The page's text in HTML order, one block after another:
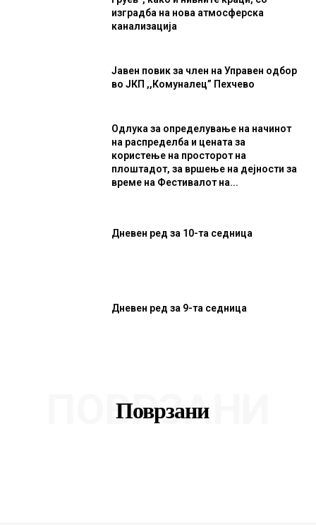
изградба на нова атмосферска
канализација
Јавен повик за член на Управен одбор
во ЈКП ,,Комуналец” Пехчево
Одлука за определување на начинот
на распределба и цената за
користење на просторот на
плоштадот, за вршење на дејности за
време на Фестивалот на...
Дневен ред за 10-та седница
Дневен ред за 9-та седница
Поврзани
ПОВРЗАНИ